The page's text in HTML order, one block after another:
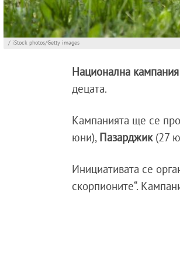
/ iStock photos/Getty images
Национална
децата.
Кампанията ще се
юни), Пазарджик (27
Инициативата се
скорпионите“.